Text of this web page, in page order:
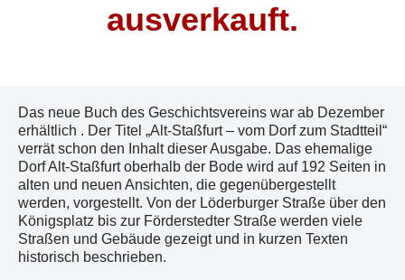
ausverkauft.
Das neue Buch des Geschichtsvereins war ab Dezember
erhältlich . Der Titel „Alt-Staßfurt – vom Dorf zum Stadtteil“
verrät schon den Inhalt dieser Ausgabe. Das ehemalige
Dorf Alt-Staßfurt oberhalb der Bode wird auf 192 Seiten in
alten und neuen Ansichten, die gegenübergestellt
werden, vorgestellt. Von der Löderburger Straße über den
Königsplatz bis zur Förderstedter Straße werden viele
Straßen und Gebäude gezeigt und in kurzen Texten
historisch beschrieben.